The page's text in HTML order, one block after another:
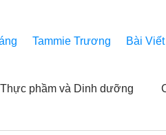
Tammie Trương Bài Viết
Thực phầm và Dinh dưỡng